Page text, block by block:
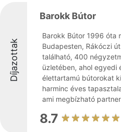
Díjazottak
Barokk Bútor
Barokk Bútor 1996 óta
Budapesten, Rákóczi
található, 400
üzletében, ahol egyedi
élettartamú bútorokat
harminc éves
ami megbízható
8.7